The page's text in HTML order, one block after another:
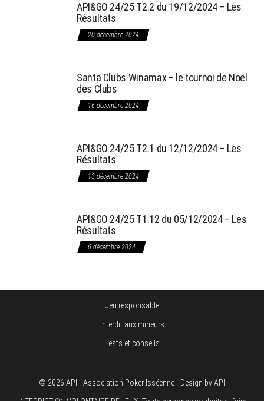
API&GO 24/25 T2.2 du 19/12/2024 – Les
Résultats
20 décembre 2024
Santa Clubs Winamax – le tournoi de Noël
des Clubs
16 décembre 2024
API&GO 24/25 T2.1 du 12/12/2024 – Les
Résultats
13 décembre 2024
API&GO 24/25 T1.12 du 05/12/2024 – Les
Résultats
6 décembre 2024
Jeu responsable
Interdit aux mineurs
Tests et conseils
© 2026 API - Association Poker Isséenne - Design by API